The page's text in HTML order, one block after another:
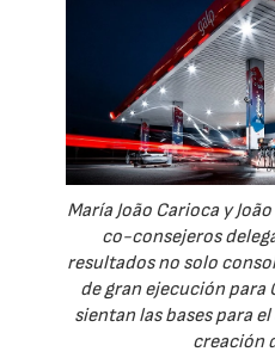
María João Carioca y
co-consejeros
resultados no solo
de gran ejecución para
sientan las bases para
creación